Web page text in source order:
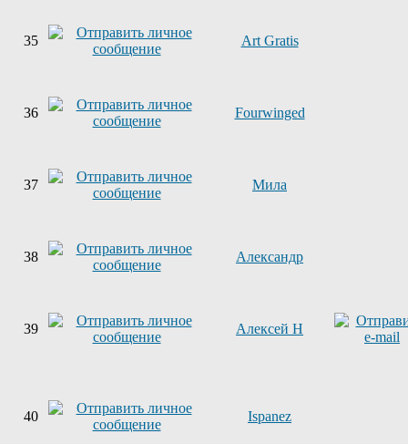
35 Art Gratis
36 Fourwinged
37 Мила
38 Александр
39 Алексей Н
40 Ispanez